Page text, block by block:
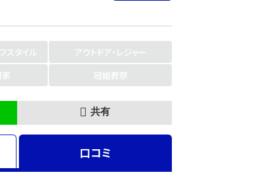
スタイル
アウトドア・レジャー
冠婚葬祭
共有
口コミ